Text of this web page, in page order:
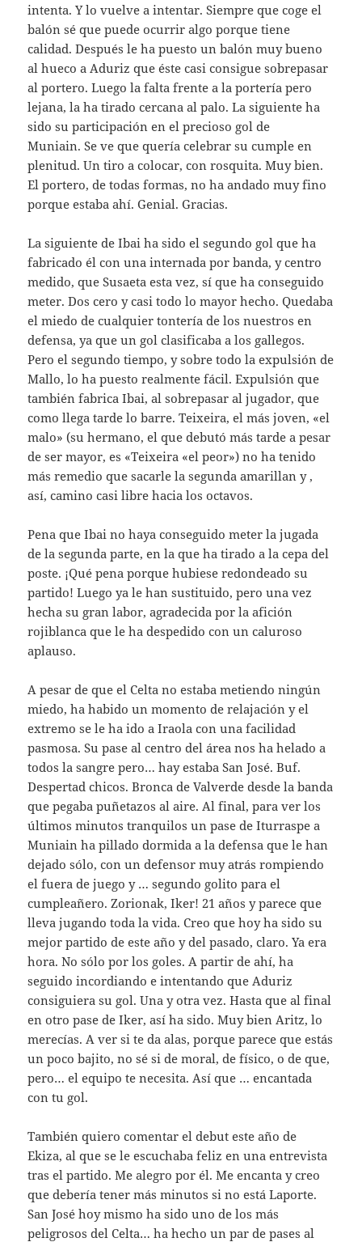
intenta. Y lo vuelve a intentar. Siempre que coge el
balón sé que puede ocurrir algo porque tiene
calidad. Después le ha puesto un balón muy bueno
al hueco a Aduriz que éste casi consigue sobrepasar
al portero. Luego la falta frente a la portería pero
lejana, la ha tirado cercana al palo. La siguiente ha
sido su participación en el precioso gol de
Muniain. Se ve que quería celebrar su cumple en
plenitud. Un tiro a colocar, con rosquita. Muy bien.
El portero, de todas formas, no ha andado muy fino
porque estaba ahí. Genial. Gracias.
La siguiente de Ibai ha sido el segundo gol que ha
fabricado él con una internada por banda, y centro
medido, que Susaeta esta vez, sí que ha conseguido
meter. Dos cero y casi todo lo mayor hecho. Quedaba
el miedo de cualquier tontería de los nuestros en
defensa, ya que un gol clasificaba a los gallegos.
Pero el segundo tiempo, y sobre todo la expulsión de
Mallo, lo ha puesto realmente fácil. Expulsión que
también fabrica Ibai, al sobrepasar al jugador, que
como llega tarde lo barre. Teixeira, el más joven, «el
malo» (su hermano, el que debutó más tarde a pesar
de ser mayor, es «Teixeira «el peor») no ha tenido
más remedio que sacarle la segunda amarillan y ,
así, camino casi libre hacia los octavos.
Pena que Ibai no haya conseguido meter la jugada
de la segunda parte, en la que ha tirado a la cepa del
poste. ¡Qué pena porque hubiese redondeado su
partido! Luego ya le han sustituido, pero una vez
hecha su gran labor, agradecida por la afición
rojiblanca que le ha despedido con un caluroso
aplauso.
A pesar de que el Celta no estaba metiendo ningún
miedo, ha habido un momento de relajación y el
extremo se le ha ido a Iraola con una facilidad
pasmosa. Su pase al centro del área nos ha helado a
todos la sangre pero… hay estaba San José. Buf.
Despertad chicos. Bronca de Valverde desde la banda
que pegaba puñetazos al aire. Al final, para ver los
últimos minutos tranquilos un pase de Iturraspe a
Muniain ha pillado dormida a la defensa que le han
dejado sólo, con un defensor muy atrás rompiendo
el fuera de juego y … segundo golito para el
cumpleañero. Zorionak, Iker! 21 años y parece que
lleva jugando toda la vida. Creo que hoy ha sido su
mejor partido de este año y del pasado, claro. Ya era
hora. No sólo por los goles. A partir de ahí, ha
seguido incordiando e intentando que Aduriz
consiguiera su gol. Una y otra vez. Hasta que al final
en otro pase de Iker, así ha sido. Muy bien Aritz, lo
merecías. A ver si te da alas, porque parece que estás
un poco bajito, no sé si de moral, de físico, o de que,
pero… el equipo te necesita. Así que … encantada
con tu gol.
También quiero comentar el debut este año de
Ekiza, al que se le escuchaba feliz en una entrevista
tras el partido. Me alegro por él. Me encanta y creo
que debería tener más minutos si no está Laporte.
San José hoy mismo ha sido uno de los más
peligrosos del Celta… ha hecho un par de pases al